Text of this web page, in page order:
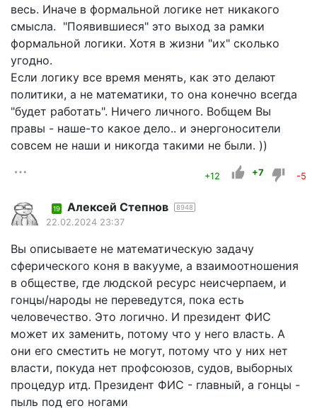
весь. Иначе в формальной логике нет никакого
смысла. "Появившиеся" это выход за рамки
формальной логики. Хотя в жизни "их" сколько
угодно.
Если логику все время менять, как это делают
политики, а не математики, то она конечно всегда
"будет работать". Ничего личного. Вобщем Вы
правы - наше-то какое дело.. и энергоносители
совсем не наши и никогда такими не были. ))
+12 +7 -5
19 Алексей Степнов 8948
22.02.2024 23:37
Вы описываете не математическую задачу
сферического коня в вакууме, а взаимоотношения
в обществе, где людской ресурс неисчерпаем, и
гонцы/народы не переведутся, пока есть
человечество. Это логично. И президент ФИС
может их заменить, потому что у него власть. А
они его сместить не могут, потому что у них нет
власти, покуда нет профсоюзов, судов, выборных
процедур итд. Президент ФИС - главный, а гонцы -
пыль под его ногами